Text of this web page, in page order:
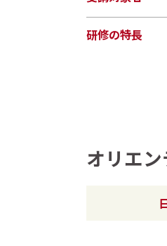
研修の特長
オリエ